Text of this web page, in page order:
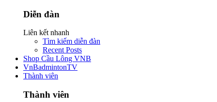
Diễn đàn
Liên kết nhanh
Tìm kiếm diễn đàn
Recent Posts
Shop Cầu Lông VNB
VnBadmintonTV
Thành viên
Thành viên